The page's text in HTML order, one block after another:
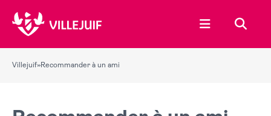
Ouvrir le
Villejuif»Recommander à un ami